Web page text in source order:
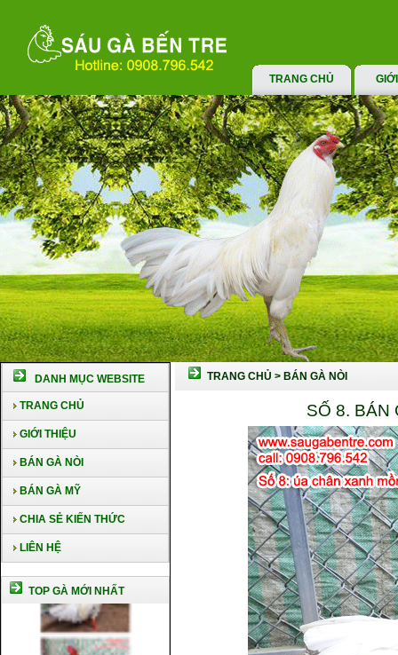
TRANG CHỦ
DANH MỤC WEBSITE
TRANG CHỦ
GIỚI THIỆU
BÁN GÀ NÒI
BÁN GÀ MỸ
CHIA SẺ KIẾN THỨC
LIÊN HỆ
TOP GÀ MỚI NHẤT
TRANG CHỦ > BÁN GÀ NÒI
SỐ 8. BÁN